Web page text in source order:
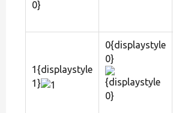
1{displaystyle
1}
0{displaystyle
0}